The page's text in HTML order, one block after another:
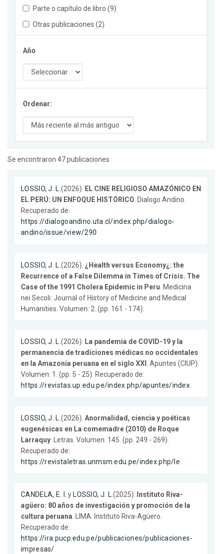
Parte o capítulo de libro (9)
Otras publicaciones (2)
Año
Ordenar:
Se encontraron 47 publicaciones
LOSSIO, J. L.(2026). EL CINE RELIGIOSO AMAZÓNICO EN
EL PERÚ: UN ENFOQUE HISTÓRICO. Dialogo Andino.
Recuperado de:
https://dialogoandino.uta.cl/index.php/dialogo-
andino/issue/view/290
LOSSIO, J. L.(2026). ¿Health versus Economy¿: the
Recurrence of a False Dilemma in Times of Crisis. The
Case of the 1991 Cholera Epidemic in Peru. Medicina
nei Secoli: Journal of History of Medicine and Medical
Humanities. Volumen: 2. (pp. 161 - 174).
LOSSIO, J. L.(2026). La pandemia de COVID-19 y la
permanencia de tradiciones médicas no occidentales
en la Amazonía peruana en el siglo XXI . Apuntes (CIUP).
Volumen: 1. (pp. 5 - 25). Recuperado de:
https://revistas.up.edu.pe/index.php/apuntes/index
LOSSIO, J. L.(2026). Anormalidad, ciencia y poéticas
eugenésicas en La comemadre (2010) de Roque
Larraquy. Letras. Volumen: 145. (pp. 249 - 269).
Recuperado de:
https://revistaletras.unmsm.edu.pe/index.php/le
CANDELA, E. I. y LOSSIO, J. L.(2025). Instituto Riva-
agüero: 80 años de investigación y promoción de la
cultura peruana. LIMA. Instituto Riva-Agüero.
Recuperado de:
https://ira.pucp.edu.pe/publicaciones/publicaciones-
impresas/